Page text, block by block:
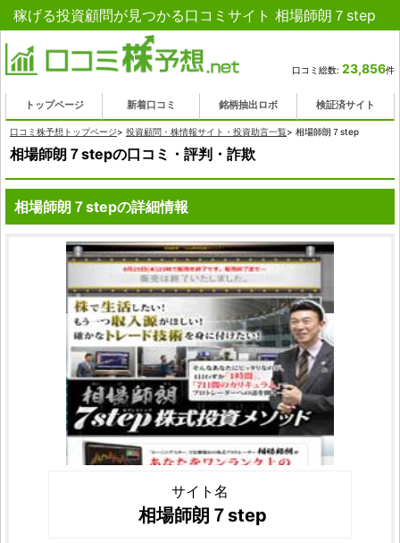
稼げる投資顧問が見つかる口コミサイト 相場師朗７step
口コミ総数: 23,856件
トップページ 新着口コミ 銘柄抽出ロボ 検証済サイト
口コミ株予想トップページ> 投資顧問・株情報サイト・投資助言一覧> 相場師朗７step
相場師朗７stepの口コミ・評判・詐欺
相場師朗７stepの詳細情報
サイト名
相場師朗７step